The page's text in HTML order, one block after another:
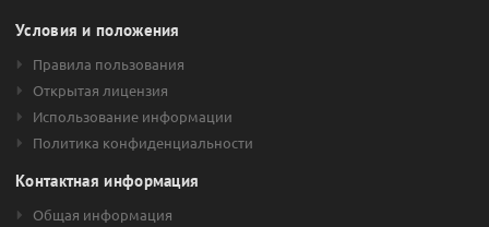
Условия и положения
Правила пользования
Открытая лицензия
Использование информации
Политика конфиденциальности
Контактная информация
Общая информация